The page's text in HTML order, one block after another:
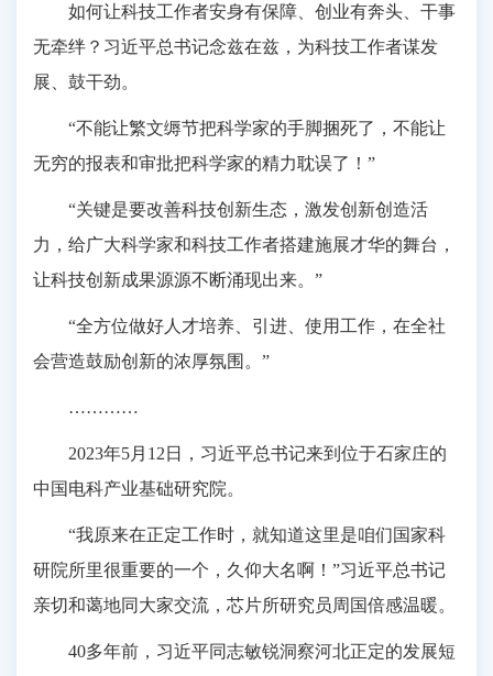
如何让科技工作者安身有保障、创业有奔头、干事
无牵绊？习近平总书记念兹在兹，为科技工作者谋发
展、鼓干劲。
“不能让繁文缛节把科学家的手脚捆死了，不能让
无穷的报表和审批把科学家的精力耽误了！”
“关键是要改善科技创新生态，激发创新创造活
力，给广大科学家和科技工作者搭建施展才华的舞台，
让科技创新成果源源不断涌现出来。”
“全方位做好人才培养、引进、使用工作，在全社
会营造鼓励创新的浓厚氛围。”
…………
2023年5月12日，习近平总书记来到位于石家庄的
中国电科产业基础研究院。
“我原来在正定工作时，就知道这里是咱们国家科
研院所里很重要的一个，久仰大名啊！”习近平总书记
亲切和蔼地同大家交流，芯片所研究员周国倍感温暖。
40多年前，习近平同志敏锐洞察河北正定的发展短